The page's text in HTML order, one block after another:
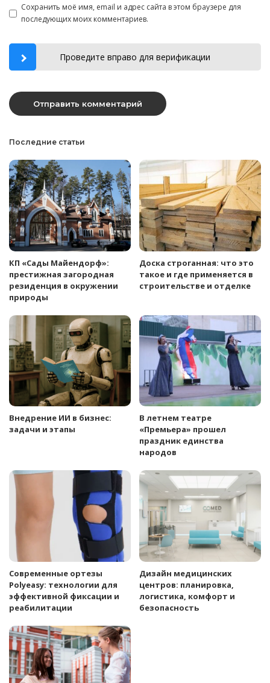
Сохранить моё имя, email и адрес сайта в этом браузере для
последующих моих комментариев.
Проведите вправо для верификации
Последние статьи
КП «Сады Майендорф»:
престижная загородная
резиденция в окружении
природы
Доска строганная: что это
такое и где применяется в
строительстве и отделке
Внедрение ИИ в бизнес:
задачи и этапы
В летнем театре
«Премьера» прошел
праздник единства
народов
Современные ортезы
Polyeasy: технологии для
эффективной фиксации и
реабилитации
Дизайн медицинских
центров: планировка,
логистика, комфорт и
безопасность